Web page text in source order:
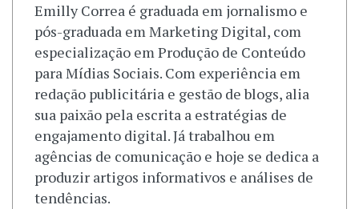
Emilly Correa é graduada em jornalismo e
pós-graduada em Marketing Digital, com
especialização em Produção de Conteúdo
para Mídias Sociais. Com experiência em
redação publicitária e gestão de blogs, alia
sua paixão pela escrita a estratégias de
engajamento digital. Já trabalhou em
agências de comunicação e hoje se dedica a
produzir artigos informativos e análises de
tendências.